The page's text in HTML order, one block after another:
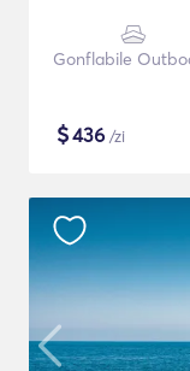
Gonflabile
$436 /zi